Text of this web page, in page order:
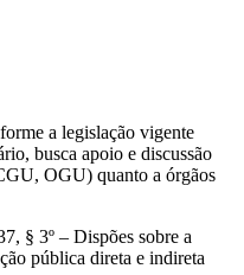
a legislação vigente
busca apoio e discussão
OGU) quanto a órgãos
§ 3º – Dispões sobre a
pública direta e indireta